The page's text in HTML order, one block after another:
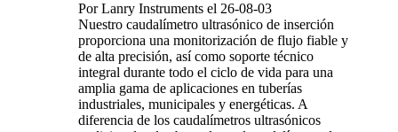
Por Lanry Instruments el 26-08-03
Nuestro caudalímetro ultrasónico de inserción
proporciona una monitorización de flujo fiable y
de alta precisión, así como soporte técnico
integral durante todo el ciclo de vida para una
amplia gama de aplicaciones en tuberías
industriales, municipales y energéticas. A
diferencia de los caudalímetros ultrasónicos